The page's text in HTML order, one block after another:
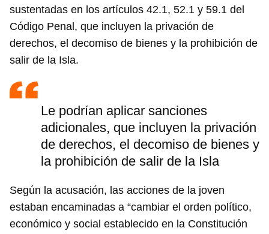
sustentadas en los artículos 42.1, 52.1 y 59.1 del
Código Penal, que incluyen la privación de
derechos, el decomiso de bienes y la prohibición de
salir de la Isla.
Le podrían aplicar sanciones
adicionales, que incluyen la privación
de derechos, el decomiso de bienes y
la prohibición de salir de la Isla
Según la acusación, las acciones de la joven
estaban encaminadas a “cambiar el orden político,
económico y social establecido en la Constitución